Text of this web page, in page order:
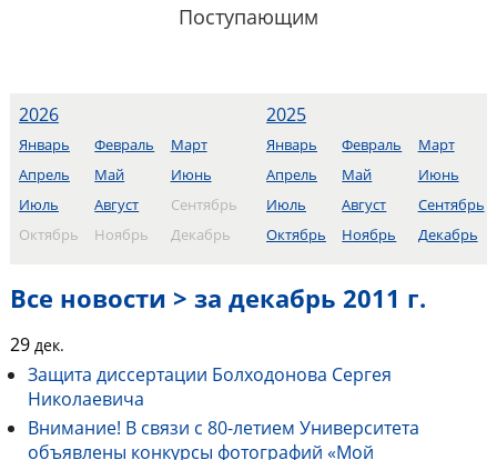
Поступающим
2026
Январь Февраль
Март
Апрель
Май
Июнь
Июль
Август
Сентябрь
Октябрь
Ноябрь Декабрь
2025
Январь Февраль
Март
Апрель
Май
Июнь
Июль
Август
Сентябрь
Октябрь
Ноябрь Декабрь
Все новости > за декабрь 2011 г.
29 дек.
Защита диссертации Болходонова Сергея
Николаевича
Внимание! В связи с 80-летием Университета
объявлены конкурсы фотографий «Мой